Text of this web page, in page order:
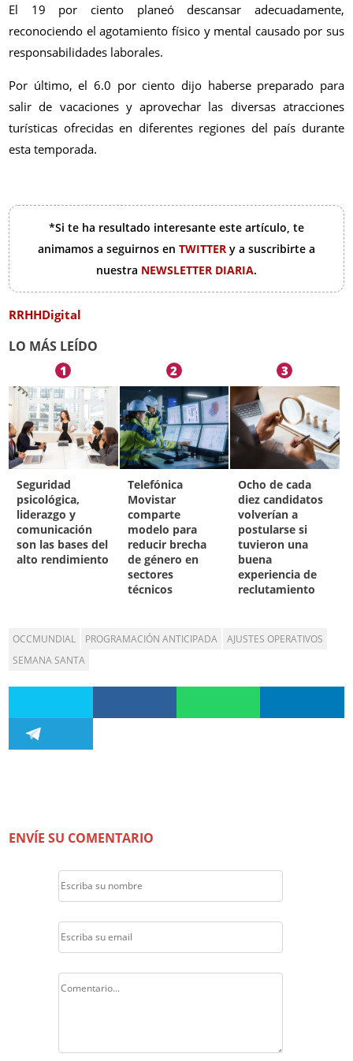
El 19 por ciento planeó descansar adecuadamente,
reconociendo el agotamiento físico y mental causado por sus
responsabilidades laborales.
Por último, el 6.0 por ciento dijo haberse preparado para
salir de vacaciones y aprovechar las diversas atracciones
turísticas ofrecidas en diferentes regiones del país durante
esta temporada.
*Si te ha resultado interesante este artículo, te
animamos a seguirnos en TWITTER y a suscribirte a
nuestra NEWSLETTER DIARIA.
RRHHDigital
LO MÁS LEÍDO
1
Seguridad
psicológica,
liderazgo y
comunicación
son las bases del
alto rendimiento
2
Telefónica
Movistar
comparte
modelo para
reducir brecha
de género en
sectores
técnicos
3
Ocho de cada
diez candidatos
volverían a
postularse si
tuvieron una
buena
experiencia de
reclutamiento
OCCMUNDIAL PROGRAMACIÓN ANTICIPADA
AJUSTES OPERATIVOS
SEMANA SANTA
ENVÍE SU COMENTARIO